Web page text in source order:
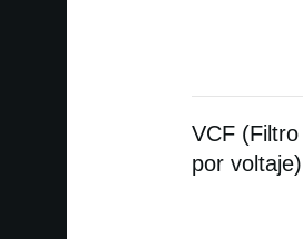
VCF
por voltaje)